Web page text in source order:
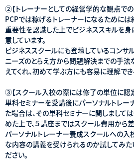
②【トレーナーとしての経営学的な観点での
PCPでは稼げるトレーナーになるために
重要性を認識した上でビジネススキルを身
意しています。
ビジネススクールにも登壇しているコンサ
ニーズのとらえ方から問題解決までの手法
えてくれ、初めて学ぶ方にも容易に理解でき
③【スクール入校の際には修了の単位に認
単科セミナーを受講後にパーソナルトレ
た場合は、その単科セミナーに関しまして
めた上で、５講座まではスクール費用から差
パーソナルトレーナー養成スクールへの
な内容の講義を受けられるのか試してみた
ださい。